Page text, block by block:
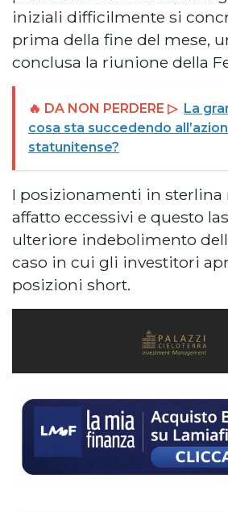
iniziali difficilmente si
prima della fine del mese,
conclusa la riunione della
🔥 DA NON PERDERE ▷ La
cosa sta succedendo
statunitense?
I posizionamenti in sterlina
affatto eccessivi e questo
ulteriore indebolimento
caso in cui gli investitori
posizioni short.